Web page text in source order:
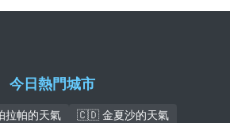
今日熱門城市
帕的天氣
🇨🇩 金夏沙的天氣